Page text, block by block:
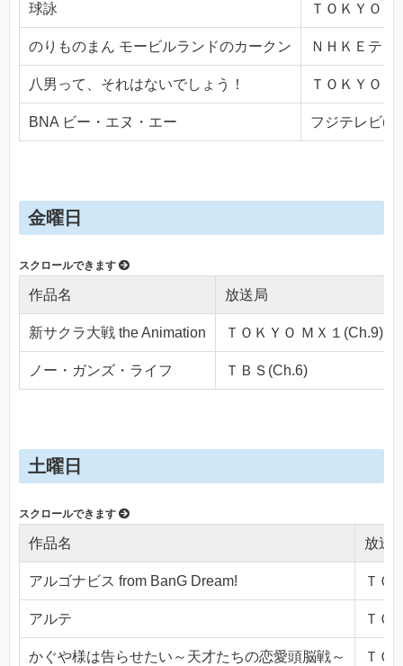
球詠 ＴＯＫＹＯ
のりものまん モービルランドのカークン ＮＨＫＥテレ
八男って、それはないでしょう！ ＴＯＫＹＯ
BNA ビー・エヌ・エー フジテレビ
金曜日
作品名 放送局
新サクラ大戦 the Animation ＴＯＫＹＯ ＭＸ１(Ch.9)
ノー・ガンズ・ライフ ＴＢＳ(Ch.6)
土曜日
作品名 放送
アルゴナビス from BanG Dream! ＴＯ
アルテ ＴＯ
かぐや様は告らせたい～天才たちの恋愛頭脳戦～ ＴＯ